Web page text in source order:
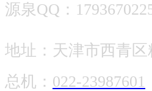
源泉QQ：
地址：天津市西青
总机： 022-23987601